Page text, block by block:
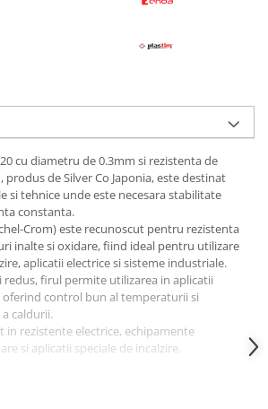
cu diametru de 0.3mm si rezistenta de
produs de Silver Co Japonia, este destinat
si tehnice unde este necesara stabilitate
constanta.
Crom) este recunoscut pentru rezistenta
inalte si oxidare, fiind ideal pentru utilizare
aplicatii electrice si sisteme industriale.
firul permite utilizarea in aplicatii
oferind control bun al temperaturii si
caldurii.
in rezistente electrice, echipamente
si aplicatii speciale de incalzire.
ridicata
Co)